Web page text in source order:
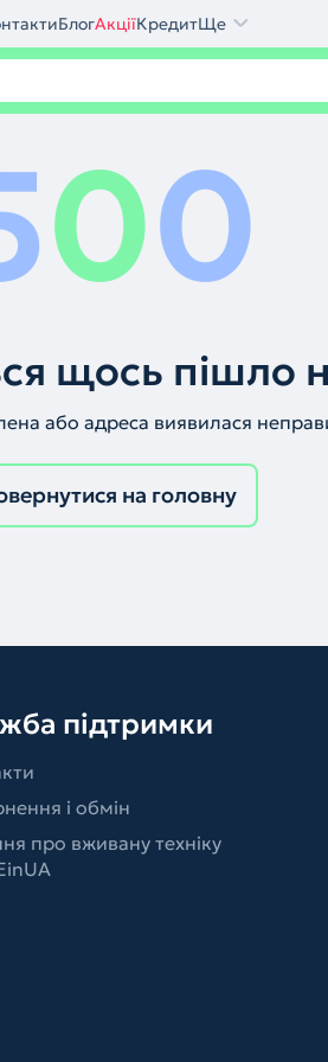
БлогАкціїКредитЩе
00
щось пішло
або адреса виявилася
на головну
підтримки
і обмін
про вживану техніку